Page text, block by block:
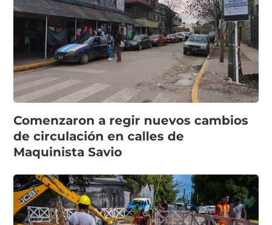
Comenzaron a regir nuevos cambios
de circulación en calles de
Maquinista Savio